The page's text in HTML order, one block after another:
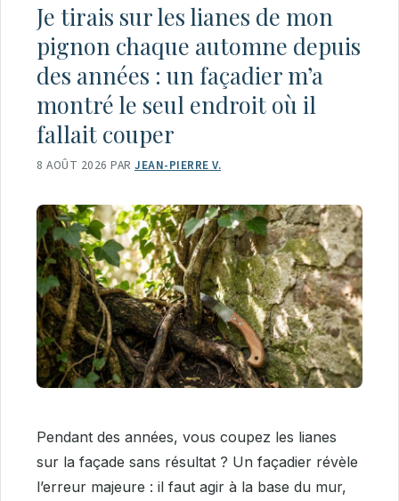
Je tirais sur les lianes de mon
pignon chaque automne depuis
des années : un façadier m’a
montré le seul endroit où il
fallait couper
8 AOÛT 2026 PAR JEAN-PIERRE V.
Pendant des années, vous coupez les lianes
sur la façade sans résultat ? Un façadier révèle
l’erreur majeure : il faut agir à la base du mur,